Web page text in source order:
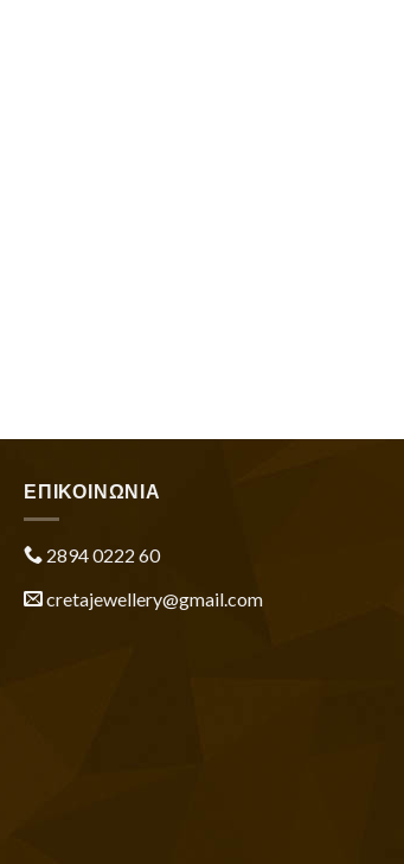
ΕΠΙΚΟΙΝΩΝΙΑ
2894 0222 60
cretajewellery@gmail.com